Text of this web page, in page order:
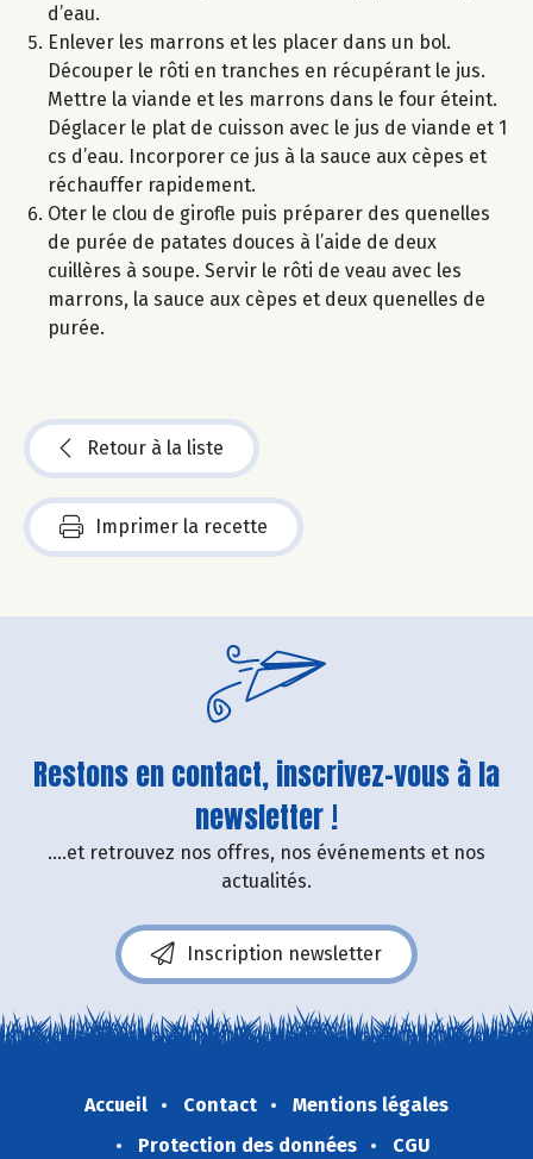
d’eau.
Enlever les marrons et les placer dans un bol.
Découper le rôti en tranches en récupérant le jus.
Mettre la viande et les marrons dans le four éteint.
Déglacer le plat de cuisson avec le jus de viande et 1
cs d’eau. Incorporer ce jus à la sauce aux cèpes et
réchauffer rapidement.
Oter le clou de girofle puis préparer des quenelles
de purée de patates douces à l’aide de deux
cuillères à soupe. Servir le rôti de veau avec les
marrons, la sauce aux cèpes et deux quenelles de
purée.
Retour à la liste
Imprimer la recette
Restons en contact, inscrivez-vous à la
newsletter !
....et retrouvez nos offres, nos événements et nos
actualités.
Inscription newsletter
Accueil Contact
Mentions légales
Protection des données
CGU